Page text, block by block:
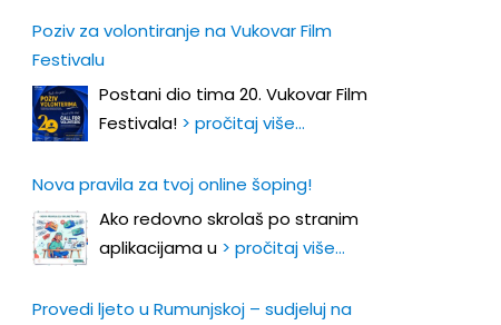
Poziv za volontiranje na Vukovar Film
Festivalu
Postani dio tima 20. Vukovar Film
Festivala! > pročitaj više…
Nova pravila za tvoj online šoping!
Ako redovno skrolaš po stranim
aplikacijama u > pročitaj više…
Provedi ljeto u Rumunjskoj – sudjeluj na